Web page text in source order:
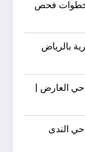
خطوات فحص
بالرياض
حي العارض |
الندى